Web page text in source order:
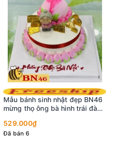
Mẫu bánh sinh nhật đẹp BN46
mừng thọ ông bà hình trái đào
529.000₫
Đã bán 6